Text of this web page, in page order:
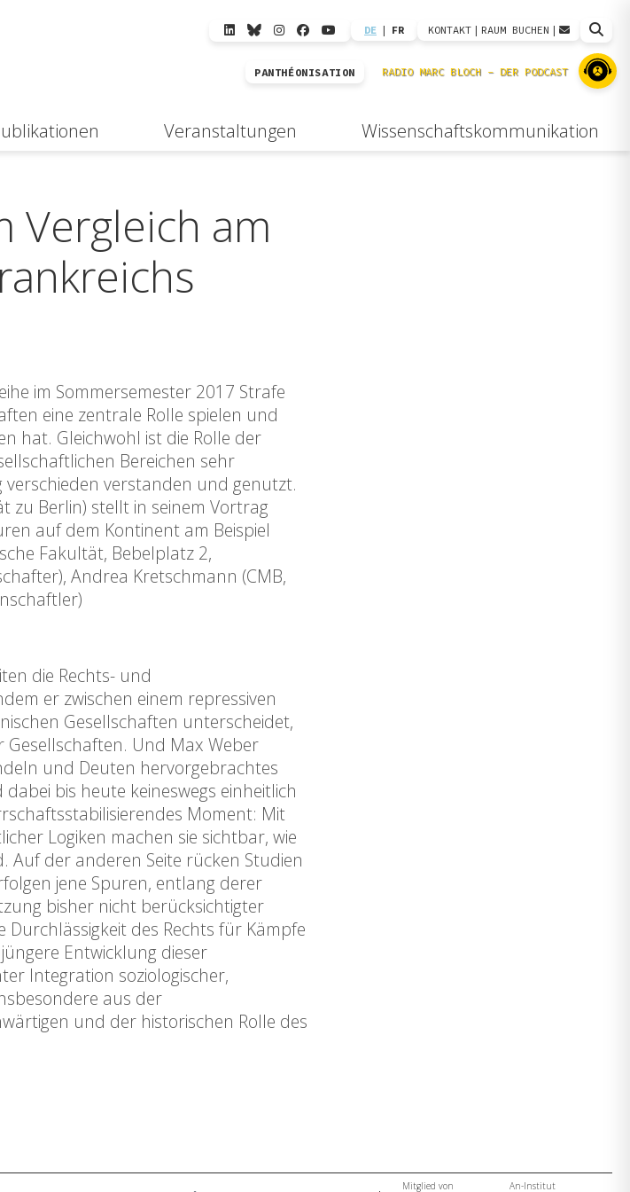
DE | FR KONTAKT | RAUM BUCHEN |
PANTHÉONISATION
Veranstaltungen Wissenschaftskommunikation
Vergleich am
im Sommersemester 2017 Strafe
eine zentrale Rolle spielen und
hat. Gleichwohl ist die Rolle der
Bereichen sehr
verschieden verstanden und genutzt.
zu Berlin) stellt in seinem Vortrag
auf dem Kontinent am Beispiel
Fakultät, Bebelplatz 2,
Andrea Kretschmann (CMB,
die Rechts- und
er zwischen einem repressiven
Gesellschaften unterscheidet,
Gesellschaften. Und Max Weber
und Deuten hervorgebrachtes
bis heute keineswegs einheitlich
Moment: Mit
Logiken machen sie sichtbar, wie
Auf der anderen Seite rücken Studien
jene Spuren, entlang derer
bisher nicht berücksichtigter
Durchlässigkeit des Rechts für Kämpfe
Entwicklung dieser
Integration soziologischer,
aus der
und der historischen Rolle des
Mitglied von An-Institut